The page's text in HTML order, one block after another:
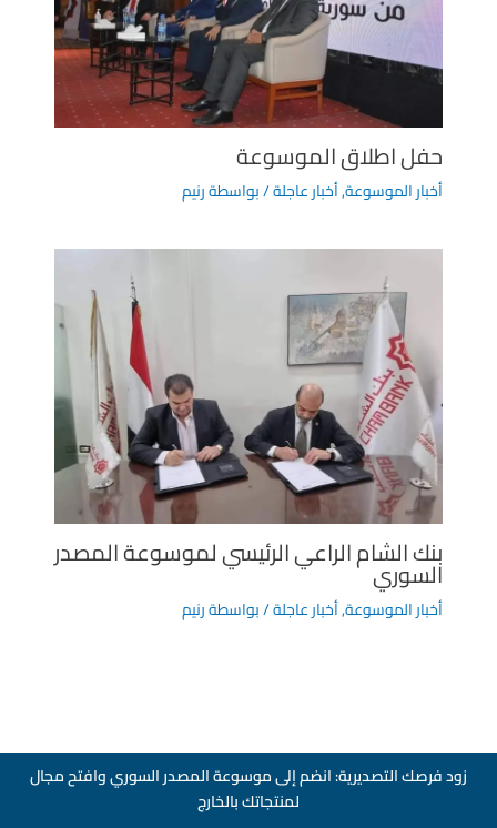
حفل اطلاق الموسوعة
أخبار الموسوعة,أخبار عاجلة/ بواسطةرنيم
بنك الشام الراعي الرئيسي لموسوعة المصدر
السوري
أخبار الموسوعة,أخبار عاجلة/ بواسطةرنيم
زود فرصك التصديرية: انضم إلى موسوعة المصدر السوري وافتح مجال
لمنتجاتك بالخارج